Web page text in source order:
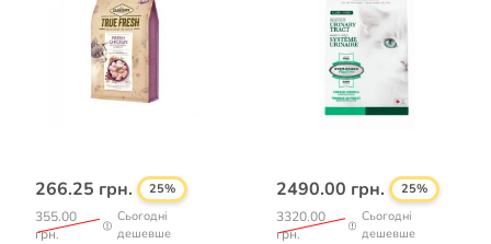
266.25 грн. 25%
355.00
грн.
Сьогодні
дешевше
2490.00 грн. 25%
3320.00
грн.
Сьогодні
дешевше